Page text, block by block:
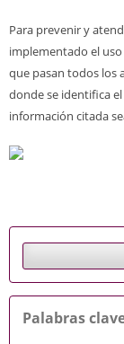
Para prevenir y
implementado el
que pasan todos los
donde se identifica
información citada
Palabras